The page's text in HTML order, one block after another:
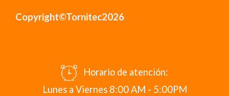
Copyright©Tornitec2026
Horario de atención:
Lunes a Viernes 8:00 AM - 5:00PM